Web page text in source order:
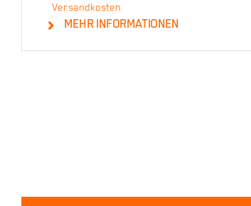
Versandkosten
MEHR INFORMATIONEN